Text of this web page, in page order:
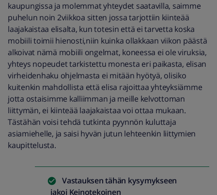
kaupungissa ja molemmat yhteydet saatavilla, saimme
puhelun noin 2viikkoa sitten jossa tarjottiin kiinteää
laajakaistaa elisalta, kun totesin että ei tarvetta koska
mobiili toimii hienosti,niin kuinka ollakkaan viikon päästä
alkoivat nämä mobiili ongelmat, koneessa ei ole viruksia,
yhteys nopeudet tarkistettu monesta eri paikasta, elisan
virheidenhaku ohjelmasta ei mitään hyötyä, olisiko
kuitenkin mahdollista että elisa rajoittaa yhteyksiämme
jotta ostaisimme kalliimman ja meille kelvottoman
liittymän, ei kiinteää laajakaistaa voi ottaa mukaan.
Tästähän voisi tehdä tutkinta pyynnön kuluttaja
asiamiehelle, ja saisi hyvän jutun lehteenkin liittymien
kaupittelusta.
Vastauksen tähän kysymykseen
jakoi Keinotekoinen